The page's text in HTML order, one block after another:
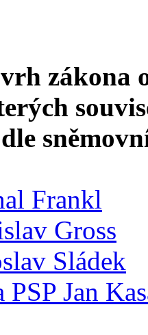
zákona
Frankl
Gross
Sládek
Jan